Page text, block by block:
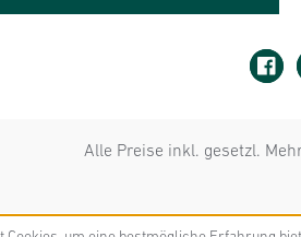
Alle Preise inkl. gesetzl.